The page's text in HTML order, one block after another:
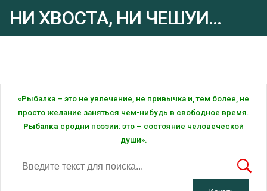
НИ ХВОСТА, НИ ЧЕШУИ...
«Рыбалка – это не увлечение, не привычка и, тем более, не
просто желание заняться чем-нибудь в свободное время.
Рыбалка сродни поэзии: это – состояние человеческой
души».